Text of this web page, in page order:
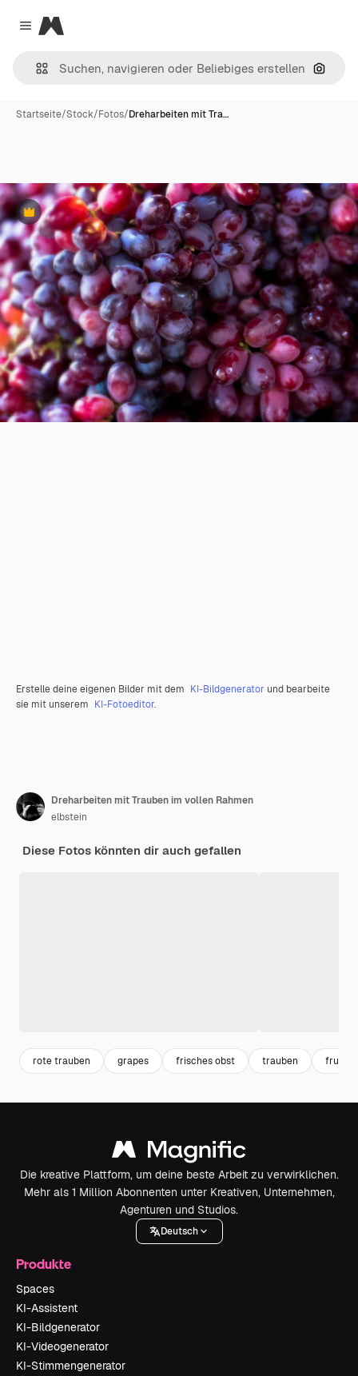
Close menu
Magnific
Nach
Startseite/Stock/Fotos/Dreharbeiten mit Tra…
Premium
Erstelle deine eigenen Bilder mit dem KI-Bildgenerator und bearbeite
sie mit unserem KI-Fotoeditor.
Dreharbeiten mit Trauben im vollen Rahmen
elbstein
Diese Fotos könnten dir auch gefallen
rote trauben grapes frisches obst trauben fruits
Die kreative Plattform, um deine beste Arbeit zu verwirklichen.
Mehr als 1 Million Abonnenten unter Kreativen, Unternehmen,
Agenturen und Studios.
Deutsch
Produkte
Spaces
KI-Assistent
KI-Bildgenerator
KI-Videogenerator
KI-Stimmengenerator